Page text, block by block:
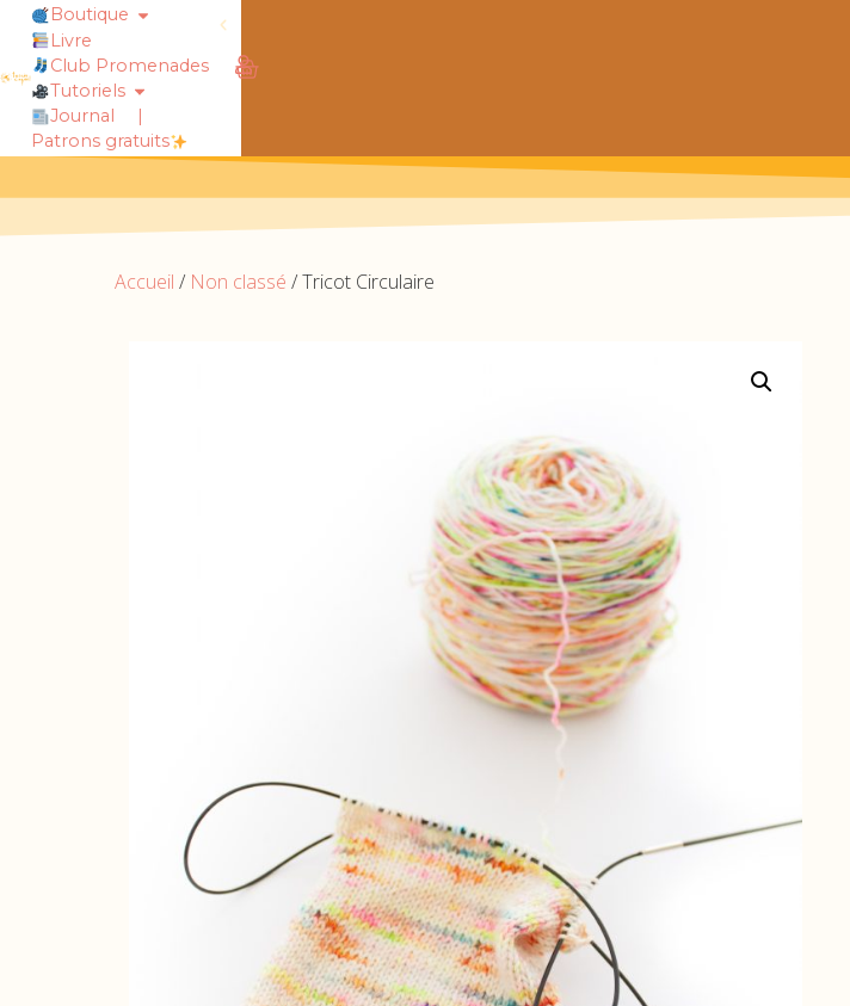
chaussettes douillettes :: le livre de chaussettes pour petits et grands
Boutique
Livre
Club Promenades
Tutoriels
Journal
|
Patrons gratuits
Accueil / Non classé / Tricot Circulaire